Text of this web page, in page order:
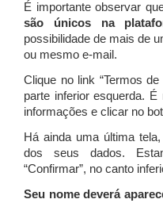
É importante observar
são únicos na
possibilidade de mais de
ou mesmo e-mail.
Clique no link “Termos
parte inferior esquerda.
informações e clicar no
Há ainda uma última
dos seus dados.
“Confirmar”, no canto
Seu nome deverá